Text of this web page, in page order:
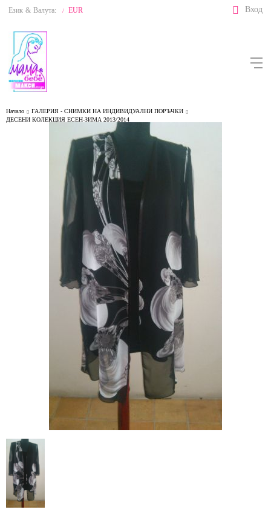
Език & Валута: / EUR Вход
Начало
ГАЛЕРИЯ - СНИМКИ НА ИНДИВИДУАЛНИ ПОРЪЧКИ
ДЕСЕНИ КОЛЕКЦИЯ ЕСЕН-ЗИМА 2013/2014